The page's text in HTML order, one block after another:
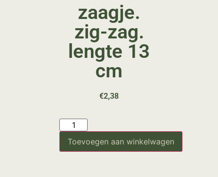
zaagje.
zig-zag.
lengte 13
cm
€2,38
Toevoegen aan winkelwagen